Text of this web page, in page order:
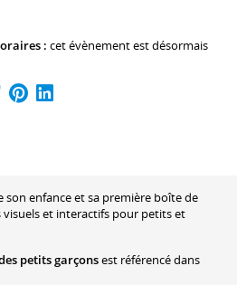
: cet évènement est désormais
son enfance et sa première boîte de
visuels et interactifs pour petits et
petits garçonsest référencé dans